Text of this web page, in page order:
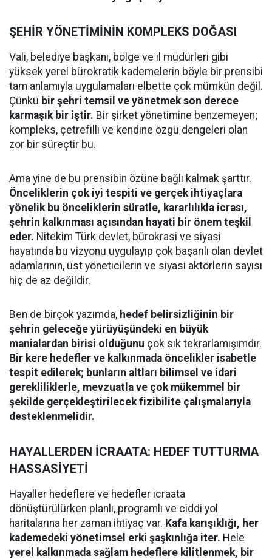
​ŞEHİR YÖNETİMİNİN KOMPLEKS DOĞASI
​Vali, belediye başkanı, bölge ve il müdürleri gibi
yüksek yerel bürokratik kademelerin böyle bir prensibi
tam anlamıyla uygulamaları elbette çok mümkün değil.
Çünkü bir şehri temsil ve yönetmek son derece
karmaşık bir iştir. Bir şirket yönetimine benzemeyen;
kompleks, çetrefilli ve kendine özgü dengeleri olan
zor bir süreçtir bu.
​Ama yine de bu prensibin özüne bağlı kalmak şarttır.
Önceliklerin çok iyi tespiti ve gerçek ihtiyaçlara
yönelik bu önceliklerin süratle, kararlılıkla icrası,
şehrin kalkınması açısından hayati bir önem teşkil
eder. Nitekim Türk devlet, bürokrasi ve siyasi
hayatında bu vizyonu uygulayıp çok başarılı olan devlet
adamlarının, üst yöneticilerin ve siyasi aktörlerin sayısı
hiç de az değildir.
​Ben de birçok yazımda, hedef belirsizliğinin bir
şehrin geleceğe yürüyüşündeki en büyük
manialardan birisi olduğunu çok sık tekrarlamışımdır.
Bir kere hedefler ve kalkınmada öncelikler isabetle
tespit edilerek; bunların altları bilimsel ve idari
gerekliliklerle, mevzuatla ve çok mükemmel bir
şekilde gerçekleştirilecek fizibilite çalışmalarıyla
desteklenmelidir.
​HAYALLERDEN İCRAATA: HEDEF TUTTURMA
HASSASİYETİ
​Hayaller hedeflere ve hedefler icraata
dönüştürülürken planlı, programlı ve ciddi yol
haritalarına her zaman ihtiyaç var. Kafa karışıklığı, her
kademedeki yönetimsel erki şaşkınlığa iter. Hele
yerel kalkınmada sağlam hedeflere kilitlenmek, bir